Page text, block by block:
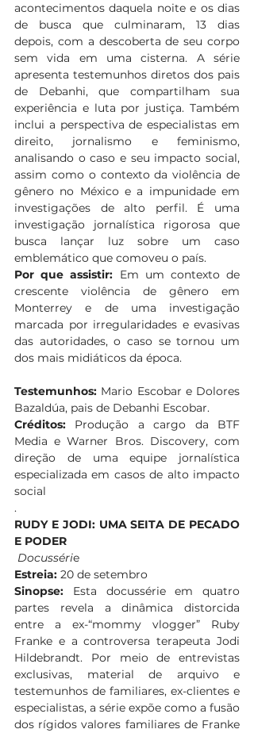
acontecimentos daquela noite e os dias
de busca que culminaram, 13 dias
depois, com a descoberta de seu corpo
sem vida em uma cisterna. A série
apresenta testemunhos diretos dos pais
de Debanhi, que compartilham sua
experiência e luta por justiça. Também
inclui a perspectiva de especialistas em
direito, jornalismo e feminismo,
analisando o caso e seu impacto social,
assim como o contexto da violência de
gênero no México e a impunidade em
investigações de alto perfil. É uma
investigação jornalística rigorosa que
busca lançar luz sobre um caso
emblemático que comoveu o país.
Por que assistir: Em um contexto de
crescente violência de gênero em
Monterrey e de uma investigação
marcada por irregularidades e evasivas
das autoridades, o caso se tornou um
dos mais midiáticos da época.
Testemunhos: Mario Escobar e Dolores
Bazaldúa, pais de Debanhi Escobar.
Créditos: Produção a cargo da BTF
Media e Warner Bros. Discovery, com
direção de uma equipe jornalística
especializada em casos de alto impacto
social
.
RUDY E JODI: UMA SEITA DE PECADO
E PODER
Docussérie
Estreia: 20 de setembro
Sinopse: Esta docussérie em quatro
partes revela a dinâmica distorcida
entre a ex-“mommy vlogger” Ruby
Franke e a controversa terapeuta Jodi
Hildebrandt. Por meio de entrevistas
exclusivas, material de arquivo e
testemunhos de familiares, ex-clientes e
especialistas, a série expõe como a fusão
dos rígidos valores familiares de Franke